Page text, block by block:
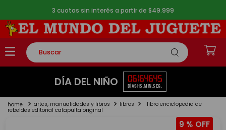
3 cuotas sin interés a partir de $49.999
Buscar
TÉRMINOS MÁS BUSCADOS
2.
lego
DÍA DEL NIÑO 06
DÍAS
16
HS.
46
MIN.
44
SEG.
artes, manualidades y libros libros libro enciclopedia de
rebeldes editorial catapulta original
9 %